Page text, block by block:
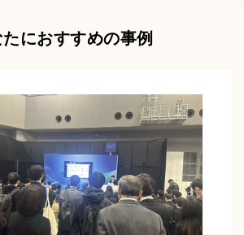
におすすめの事例